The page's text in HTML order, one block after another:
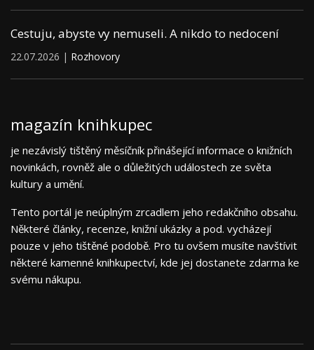
Cestuju, abyste vy nemuseli. A nikdo to nedocení
22.07.2026 | Rozhovory
magazín knihkupec
je nezávislý tištěný měsíčník přinášející informace o knižních
novinkách, rovněž ale o důležitých událostech ze světa
kultury a umění.
Tento portál je neúplným zrcadlem jeho redakčního obsahu.
Některé články, recenze, knižní ukázky a pod. vycházejí
pouze v jeho tištěné podobě. Pro tu ovšem musíte navštívit
některé kamenné knihkupectví, kde jej dostanete zdarma ke
svému nákupu.